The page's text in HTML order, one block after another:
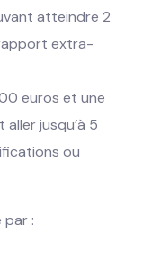
atteindre 2
extra-
euros et une
jusqu’à 5
ou
: